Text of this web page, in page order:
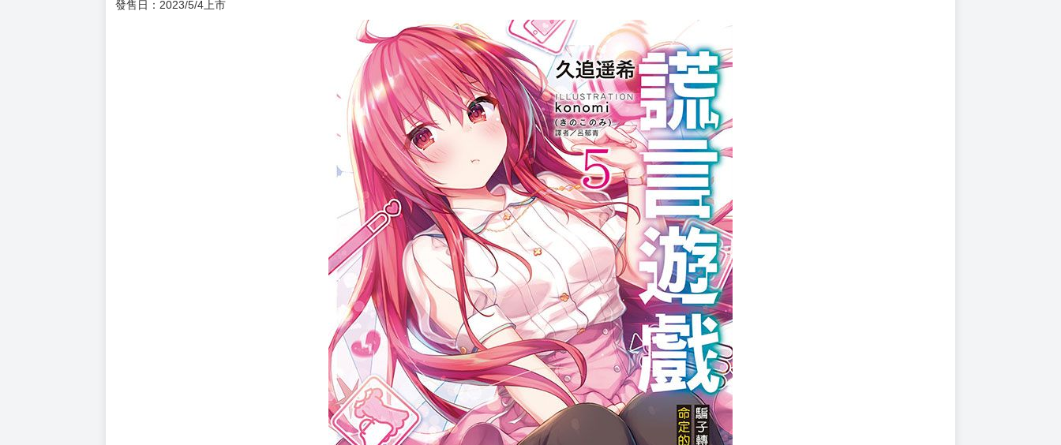
使用超商取貨付款：負評≦1分 超商未取貨≦1次 未完成交易≦1次 （近半年）